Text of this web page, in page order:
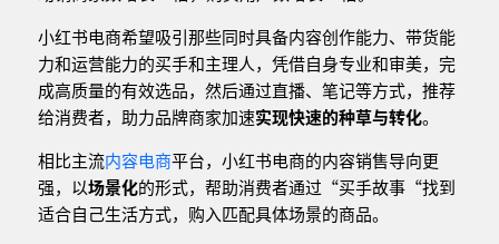
小红书电商希望吸引那些同时具备内容创作能力、带货能
力和运营能力的买手和主理人，凭借自身专业和审美，完
成高质量的有效选品，然后通过直播、笔记等方式，推荐
给消费者，助力品牌商家加速实现快速的种草与转化。
相比主流内容电商平台，小红书电商的内容销售导向更
强，以场景化的形式，帮助消费者通过“买手故事“找到
适合自己生活方式，购入匹配具体场景的商品。